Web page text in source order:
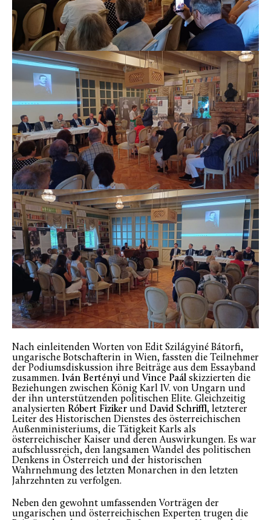
Nach einleitenden Worten von Edit Szilágyiné Bátorfi,
ungarische Botschafterin in Wien, fassten die Teilnehmer
der Podiumsdiskussion ihre Beiträge aus dem Essayband
zusammen. Iván Bertényiund Vince Paál skizzierten die
Beziehungen zwischen König Karl IV. von Ungarn und
der ihn unterstützenden politischen Elite. Gleichzeitig
analysierten Róbert Fiziker und David Schriffl, letzterer
Leiter des Historischen Dienstes des österreichischen
Außenministeriums, die Tätigkeit Karls als
österreichischer Kaiser und deren Auswirkungen. Es war
aufschlussreich, den langsamen Wandel des politischen
Denkens in Österreich und der historischen
Wahrnehmung des letzten Monarchen in den letzten
Jahrzehnten zu verfolgen.
Neben den gewohnt umfassenden Vorträgen der
ungarischen und österreichischen Experten trugen die